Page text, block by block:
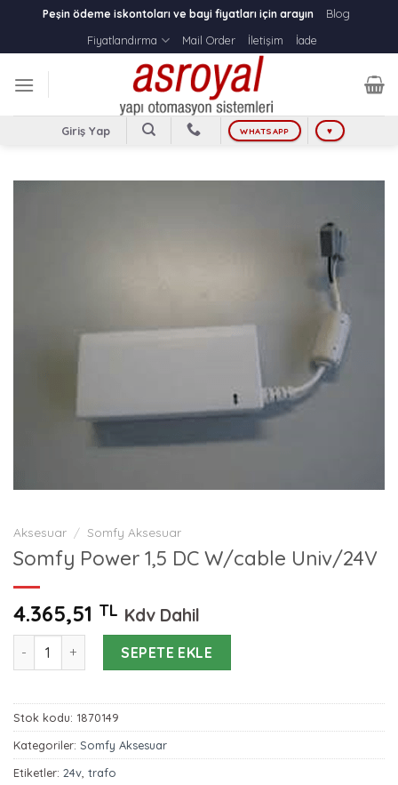
content
Peşin ödeme iskontoları ve bayi fiyatları için arayın
Blog
Fiyatlandırma
Mail Order İletişim İade
Giriş Yap WHATSAPP ♥
Aksesuar / Somfy Aksesuar
Somfy Power 1,5 DC W/cable Univ/24V
4.365,51 TL Kdv Dahil
Somfy Power 1,5 DC W/cable Univ/24V adet
SEPETE EKLE
Stok kodu: 1870149
Kategoriler: Somfy Aksesuar
Etiketler: 24v trafo